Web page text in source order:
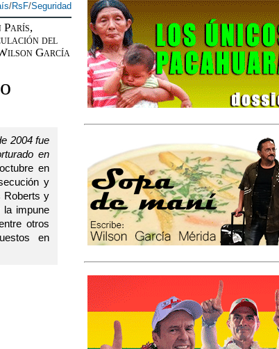
/RsF/Seguridad
París,
del
García
2004 fue
en
en
y
Roberts y
la impune
otros
en